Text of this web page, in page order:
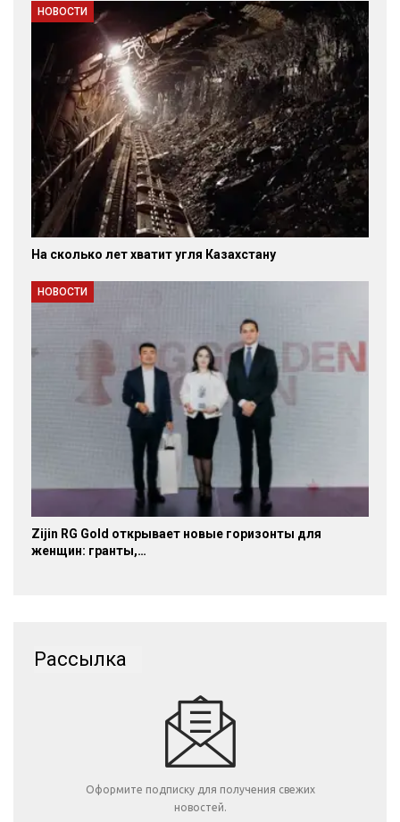
НОВОСТИ
На сколько лет хватит угля Казахстану
НОВОСТИ
Zijin RG Gold открывает новые горизонты для
женщин: гранты,…
Рассылка
Оформите подписку для получения свежих
новостей.